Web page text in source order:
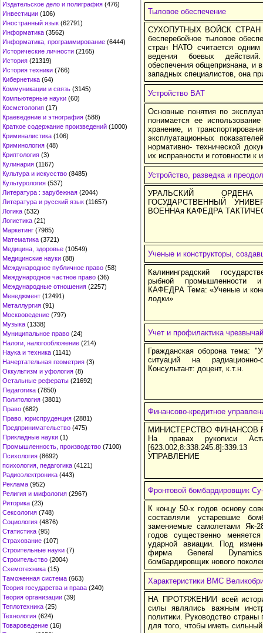
Издательское дело и полиграфия (476)
Инвестиции (106)
Иностранный язык (62791)
Информатика (3562)
Информатика, программирование (6444)
Исторические личности (2165)
История (21319)
История техники (766)
Кибернетика (64)
Коммуникации и связь (3145)
Компьютерные науки (60)
Косметология (17)
Краеведение и этнография (588)
Краткое содержание произведений (1000)
Криминалистика (106)
Криминология (48)
Криптология (3)
Кулинария (1167)
Культура и искусство (8485)
Культурология (537)
Литература : зарубежная (2044)
Литература и русский язык (11657)
Логика (532)
Логистика (21)
Маркетинг (7985)
Математика (3721)
Медицина, здоровье (10549)
Медицинские науки (88)
Международное публичное право (58)
Международное частное право (36)
Международные отношения (2257)
Менеджмент (12491)
Металлургия (91)
Москвоведение (797)
Музыка (1338)
Муниципальное право (24)
Налоги, налогообложение (214)
Наука и техника (1141)
Начертательная геометрия (3)
Оккультизм и уфология (8)
Остальные рефераты (21692)
Педагогика (7850)
Политология (3801)
Право (682)
Право, юриспруденция (2881)
Предпринимательство (475)
Прикладные науки (1)
Промышленность, производство (7100)
Психология (8692)
психология, педагогика (4121)
Радиоэлектроника (443)
Реклама (952)
Религия и мифология (2967)
Риторика (23)
Сексология (748)
Социология (4876)
Статистика (95)
Страхование (107)
Строительные науки (7)
Строительство (2004)
Схемотехника (15)
Таможенная система (663)
Теория государства и права (240)
Теория организации (39)
Теплотехника (25)
Технология (624)
Товароведение (16)
Тыловое обеспечение
СУХОПУТНЫХ ВОЙСК
бесперебойное тыловое
стран НАТО считается
ведения боевых
обеспечения общепризнана, и
западных специалистов, она
Устройство ВАТ
Основные понятия по
понимается ее
хранение, и
эксплуатационных
нормативно- технической
их исправности и готовности
Устройство, разведка и
УРАЛЬСКИЙ
ГОСУДАРСТВЕННЫЙ
ВОЕННАя КАФЕДРА
Ученые и конструкторы,
Калининградский
рыбной промышленности
КАФЕДРА Тема: «Ученые и
лодки»
Учет и профилактика
Гражданская оборона тема:
ситуаций на
Консультант: доцент, к.т.н.
Финансово-кредитное
МИНИСТЕРСТВО ФИНАНСОВ
На правах рукописи
УПРАВЛЕНИЕ
Фронтовой бомбардировщик
К концу 50-х годов основу
составляли устаревшие
заменяемые самолетами
годов существенно
ударной авиации. Под
фирма General Dynamics
бомбардировщик нового
Характеристики ВМС
НА ПРОТЯЖЕНИИ всей
силы являлись важным
политики. Руко­водство
для того, чтобы иметь